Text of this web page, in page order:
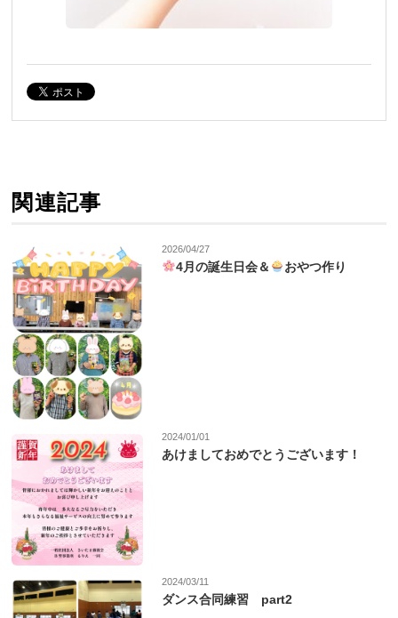
関連記事
2026/04/27
4月の誕生日会＆ おやつ作り
2024/01/01
あけましておめでとうございます！
2024/03/11
ダンス合同練習 part2